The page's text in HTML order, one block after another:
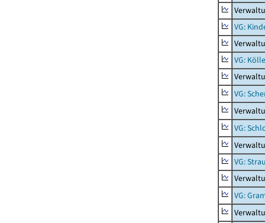
VG:
VG:
VG:
VG:
VG:
VG: